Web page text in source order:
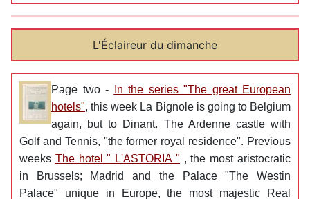
L'Éclaireur du dimanche
Page two -
In the series "The great European
hotels", this week La Bignole is going to Belgium
again, but to Dinant. The Ardenne castle with
Golf and Tennis, "the former royal residence". Previous
weeks The hotel " L'ASTORIA " , the most aristocratic
in Brussels; Madrid and the Palace "The Westin
Palace" unique in Europe, the most majestic Real